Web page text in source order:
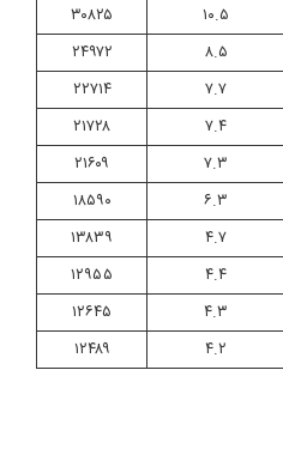
۱۰.۵
۳۰۸۲۵
۸.۵
۲۴۹۷۲
۷.۷
۲۲۷۱۴
۷.۴
۲۱۷۲۸
۷.۳
۲۱۶۰۹
۶.۳
۱۸۵۹۰
۴.۷
۱۳۸۳۹
۴.۴
۱۲۹۵۵
۴.۳
۱۲۶۴۵
۴.۲ ۱۲۴۸۹